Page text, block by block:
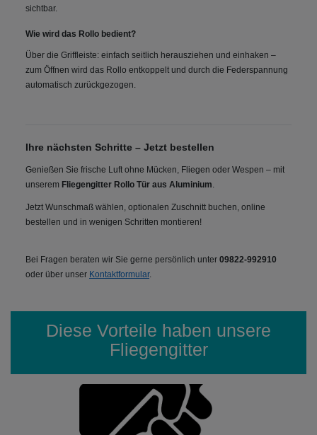
sichtbar.
Wie wird das Rollo bedient?
Über die Griffleiste: einfach seitlich herausziehen und einhaken –
zum Öffnen wird das Rollo entkoppelt und durch die Federspannung
automatisch zurückgezogen.
Ihre nächsten Schritte – Jetzt bestellen
Genießen Sie frische Luft ohne Mücken, Fliegen oder Wespen – mit
unserem Fliegengitter Rollo Tür aus Aluminium.
Jetzt Wunschmaß wählen, optionalen Zuschnitt buchen, online
bestellen und in wenigen Schritten montieren!
Bei Fragen beraten wir Sie gerne persönlich unter 09822-992910
oder über unser Kontaktformular.
Diese Vorteile haben unsere
Fliegengitter